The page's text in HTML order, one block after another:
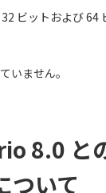
ビットおよび 64
いません。
8.0 と
ついて